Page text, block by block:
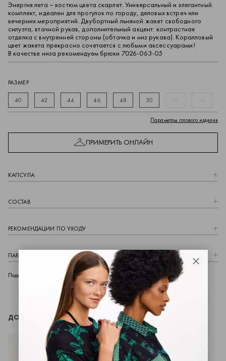
Закрыть
Энергия лета – костюм цвета скарлет. Универсальный и элегантный
комплект, идеален для прогулок по городу, деловых встреч или
вечерних мероприятий. Двубортный льняной жакет свободного
силуэта, втачной рукав, дополнительный акцент: контрастная
отделка с внутренней стороны (обтачка и низ рукава). Коралловый
цвет жакета прекрасно сочетается с любыми аксессуарами!
В качестве низа рекомендуем брюки 7026-063-05
РАЗМЕР
40 42 44 46 48 50
Параметры готового изделия
ПРИМЕРИТЬ ОНЛАЙН
КАПCУЛА
СОСТАВ
РЕКОМЕНДАЦИИ ПО УХОДУ
ПАРАМЕТРЫ МОДЕЛИ
Поделиться whatsapp
vk
ДОПОЛНИТЬ ОБРАЗ